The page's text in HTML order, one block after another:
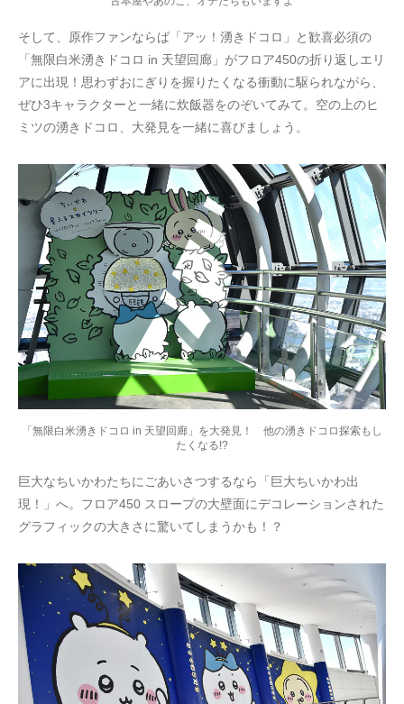
そして、原作ファンならば「アッ！湧きドコロ」と歓喜必須の
「無限白米湧きドコロ in 天望回廊」がフロア450の折り返しエリ
アに出現！思わずおにぎりを握りたくなる衝動に駆られながら、
ぜひ3キャラクターと一緒に炊飯器をのぞいてみて。空の上のヒ
ミツの湧きドコロ、大発見を一緒に喜びましょう。
「無限白米湧きドコロ in 天望回廊」を大発見！ 他の湧きドコロ探索もし
たくなる!?
巨大なちいかわたちにごあいさつするなら「巨大ちいかわ出
現！」へ。フロア450 スロープの大壁面にデコレーションされた
グラフィックの大きさに驚いてしまうかも！？